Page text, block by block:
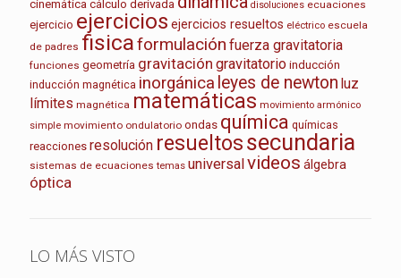
cinemática cálculo derivada disoluciones ecuaciones
ejercicio ejercicios ejercicios resueltos eléctrico escuela
de padres fisicaformulación fuerza gravitatoria
funciones geometría gravitación gravitatorio inducción
inducción magnética inorgánica leyes de newton luz
límites magnética matemáticas movimiento armónico
simple movimiento ondulatorio ondas química químicas
reacciones resolución resueltossecundaria
sistemas de ecuaciones temas universalvideos álgebra
óptica
LO MÁS VISTO